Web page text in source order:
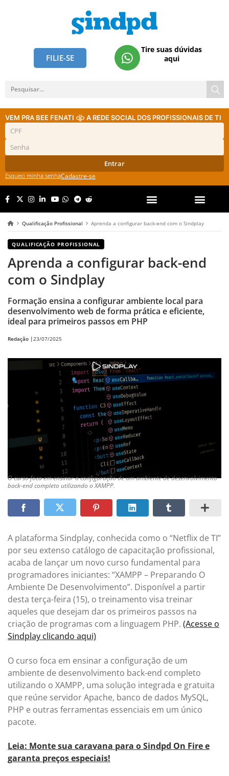
FILIE-SE
Tire suas dúvidas
aqui
VEM PRA BEE FENATI A REDE SOCIAL DOS PROFISSIONAIS DE TI
Entrar
Esqueci minha senhaCadastre-se
Qualificação Profissional Aprenda a configurar back-end com o Sindplay
QUALIFICAÇÃO PROFISSIONAL
Aprenda a configurar back-end
com o Sindplay
Formação ensina a configurar ambiente local para
desenvolvimento web de forma prática e eficiente,
ideal para primeiros passos em PHP
Redação |23/07/2025
O curso foca em ensinar a configuração de um ambiente de desenvolvimento
back-end completo utilizando o XAMPP.
A plataforma Sindplay, conhecida como o “Netflix de TI”
por seu extenso catálogo de capacitação profissional,
acaba de lançar um novo curso fundamental para
programadores iniciantes: “XAMPP – Preparando O
Ambiente De Desenvolvimento”. Disponível a partir
desta terça-feira (15), o treinamento visa treinar
aqueles que desejam dar os primeiros passos na
criação de programas com a linguagem PHP. (Acesse o
Sindplay clicando aqui)
O curso foca em ensinar a configuração de um
ambiente de desenvolvimento back-end completo
utilizando o XAMPP, uma solução integrada e gratuita
que reúne servidor Apache, banco de dados MySQL,
PHP e outras ferramentas essenciais em um único
pacote.
Leia: Monte sua caravana para o Sindpd On Fire e
garanta preços especiais!